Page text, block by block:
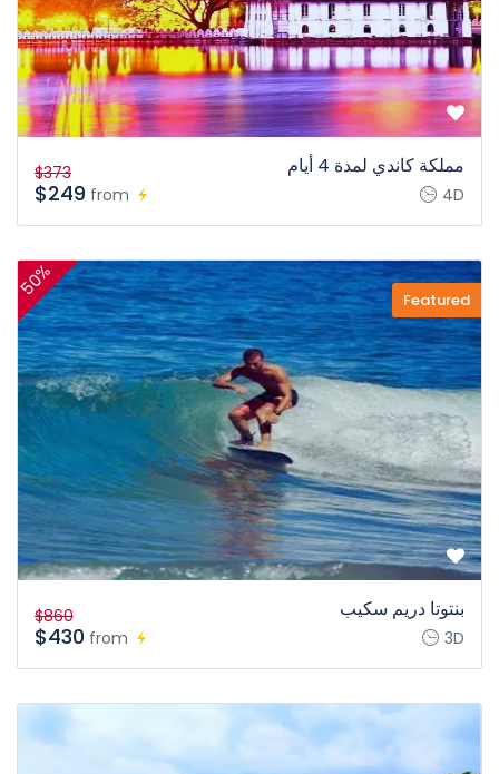
مملكة كاندي لمدة 4 أيام
4D
from
$373
$249
Featured
50%
بنتوتا دريم سكيب
3D
from
$860
$430